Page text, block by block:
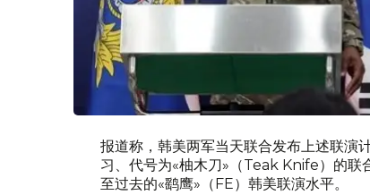
报道称，韩美两军当天联合发布上述联演
习、代号为«柚木刀»（Teak Knife）的联
至过去的«鹞鹰»（FE）韩美联演水平。